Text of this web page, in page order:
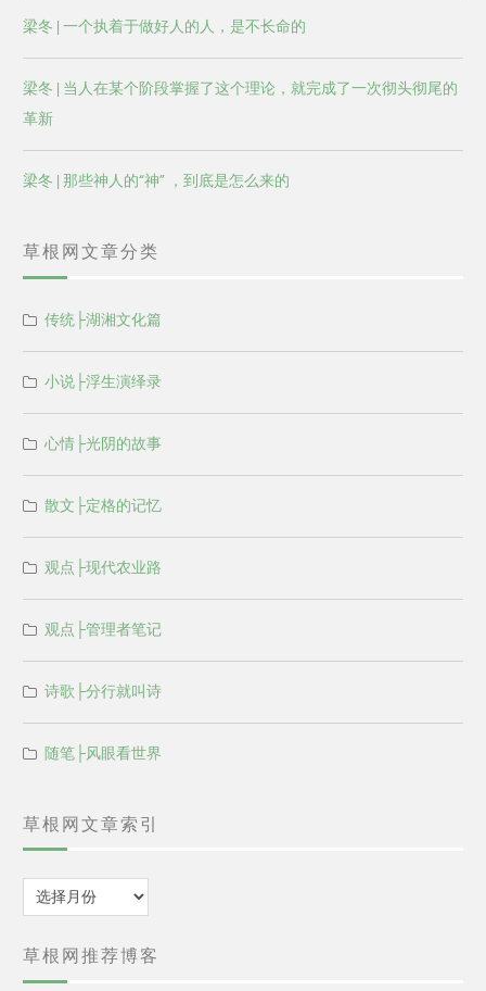
梁冬 | 一个执着于做好人的人，是不长命的
梁冬 | 当人在某个阶段掌握了这个理论，就完成了一次彻头彻尾的
革新
梁冬 | 那些神人的“神” ，到底是怎么来的
草根网文章分类
传统├湖湘文化篇
小说├浮生演绎录
心情├光阴的故事
散文├定格的记忆
观点├现代农业路
观点├管理者笔记
诗歌├分行就叫诗
随笔├风眼看世界
草根网文章索引
归
档
草根网推荐博客